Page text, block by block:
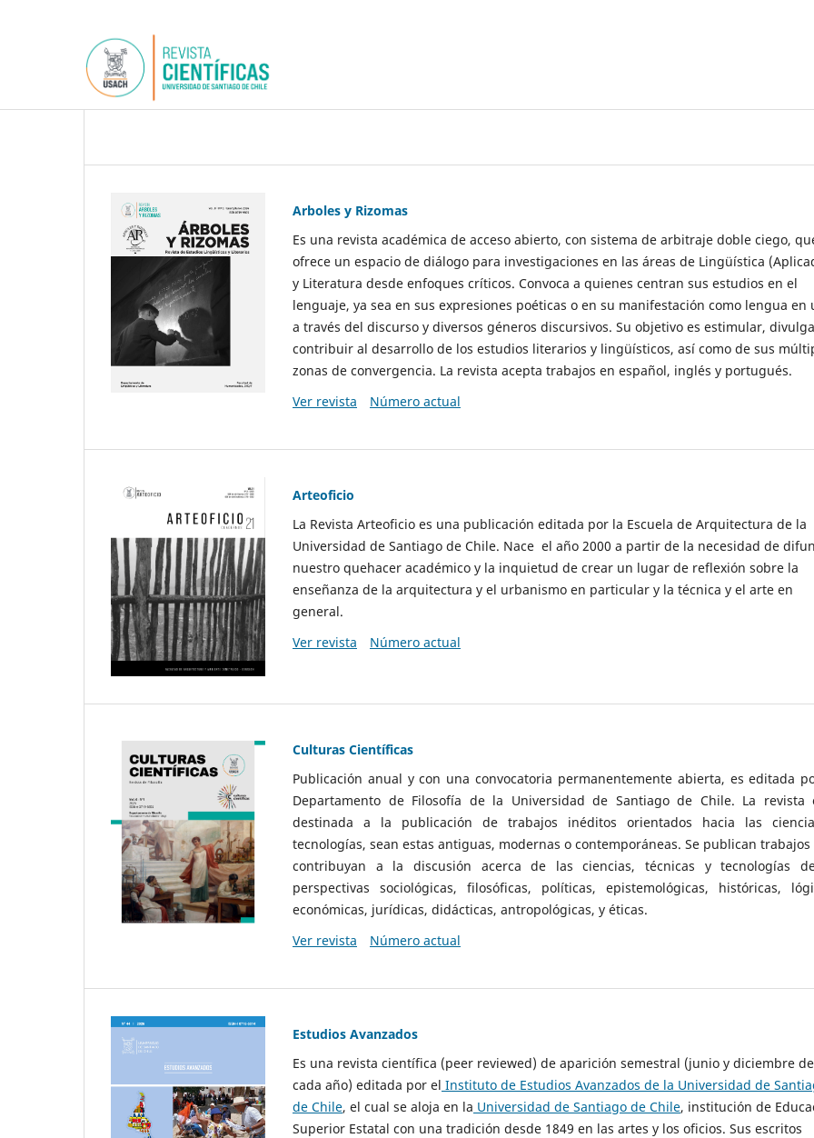
Arboles y Rizomas
Es una revista académica de acceso abierto, con sistema de arbitraje doble ciego,
ofrece un espacio de diálogo para investigaciones en las áreas de Lingüística
y Literatura desde enfoques críticos. Convoca a quienes centran sus estudios en el
lenguaje, ya sea en sus expresiones poéticas o en su manifestación como lengua en
a través del discurso y diversos géneros discursivos. Su objetivo es estimular,
contribuir al desarrollo de los estudios literarios y lingüísticos, así como de sus
zonas de convergencia. La revista acepta trabajos en español, inglés y portugués.
Ver revista
Número actual
Arteoficio
La Revista Arteoficio es una publicación editada por la Escuela de Arquitectura de la
Universidad de Santiago de Chile. Nace el año 2000 a partir de la necesidad de
nuestro quehacer académico y la inquietud de crear un lugar de reflexión sobre la
enseñanza de la arquitectura y el urbanismo en particular y la técnica y el arte en
general.
Ver revista
Número actual
Culturas Científicas
Publicación anual y con una convocatoria permanentemente abierta, es editada
Departamento de Filosofía de la Universidad de Santiago de Chile. La revista
destinada a la publicación de trabajos inéditos orientados hacia las
tecnologías, sean estas antiguas, modernas o contemporáneas. Se publican
contribuyan a la discusión acerca de las ciencias, técnicas y tecnologías
perspectivas sociológicas, filosóficas, políticas, epistemológicas, históricas,
económicas, jurídicas, didácticas, antropológicas, y éticas.
Ver revista
Número actual
Estudios Avanzados
Es una revista científica (peer reviewed) de aparición semestral (junio y diciembre de
cada año) editada por el Instituto de Estudios Avanzados de la Universidad de
de Chile, el cual se aloja en la Universidad de Santiago de Chile, institución de
Superior Estatal con una tradición desde 1849 en las artes y los oficios. Sus escritos